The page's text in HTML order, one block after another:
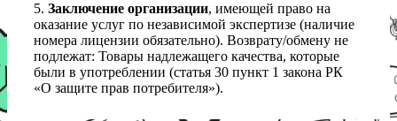
5. Заключение организации, имеющей право на
оказание услуг по независимой экспертизе (наличие
номера лицензии обязательно). Возврату/обмену не
подлежат: Товары надлежащего качества, которые
были в употреблении (статья 30 пункт 1 закона РК
«О защите прав потребителя»).